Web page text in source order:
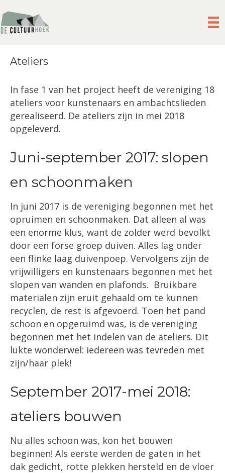
Ateliers
In fase 1 van het project heeft de vereniging 18
ateliers voor kunstenaars en ambachtslieden
gerealiseerd. De ateliers zijn in mei 2018
opgeleverd.
Juni-september 2017: slopen
en schoonmaken
In juni 2017 is de vereniging begonnen met het
opruimen en schoonmaken. Dat alleen al was
een enorme klus, want de zolder werd bevolkt
door een forse groep duiven. Alles lag onder
een flinke laag duivenpoep. Vervolgens zijn de
vrijwilligers en kunstenaars begonnen met het
slopen van wanden en plafonds. Bruikbare
materialen zijn eruit gehaald om te kunnen
recyclen, de rest is afgevoerd. Toen het pand
schoon en opgeruimd was, is de vereniging
begonnen met het indelen van de ateliers. Dit
lukte wonderwel: iedereen was tevreden met
zijn/haar plek!
September 2017-mei 2018:
ateliers bouwen
Nu alles schoon was, kon het bouwen
beginnen! Als eerste werden de gaten in het
dak gedicht, rotte plekken hersteld en de vloer